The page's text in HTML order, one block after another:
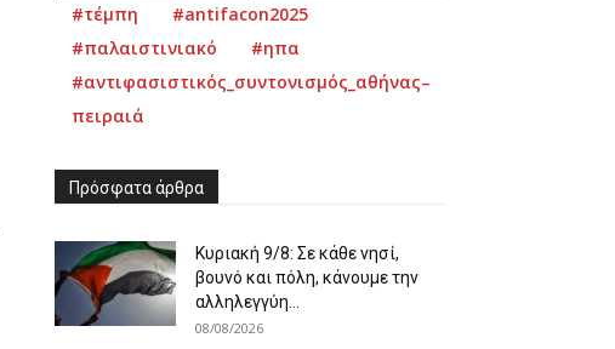
#τέμπη
#antifacon2025
#παλαιστινιακό
#ηπα
#αντιφασιστικός_συντονισμός_αθήνας–
πειραιά
Πρόσφατα άρθρα
Κυριακή 9/8: Σε κάθε νησί,
βουνό και πόλη, κάνουμε την
αλληλεγγύη...
08/08/2026